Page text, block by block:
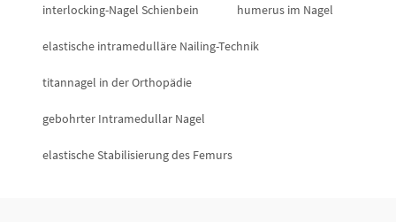
interlocking-Nagel Schienbein humerus im Nagel
elastische intramedulläre Nailing-Technik
titannagel in der Orthopädie
gebohrter Intramedullar Nagel
elastische Stabilisierung des Femurs